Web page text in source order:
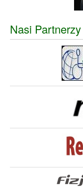
Nasi Partnerzy